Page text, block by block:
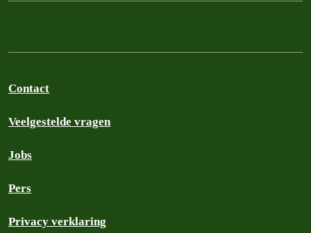
Contact
Veelgestelde vragen
Jobs
Pers
Privacy verklaring